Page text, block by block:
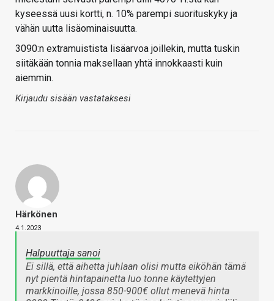
kyseessä uusi kortti, n. 10% parempi suorituskyky ja
vähän uutta lisäominaisuutta.
3090:n extramuistista lisäarvoa joillekin, mutta tuskin
siitäkään tonnia maksellaan yhtä innokkaasti kuin
aiemmin.
Kirjaudu sisään vastataksesi
Härkönen
4.1.2023
Halpuuttaja sanoi
Ei sillä, että aihetta juhlaan olisi mutta eiköhän tämä
nyt pientä hintapainetta luo tonne käytettyjen
markkinoille, jossa 850-900€ ollut menevä hinta